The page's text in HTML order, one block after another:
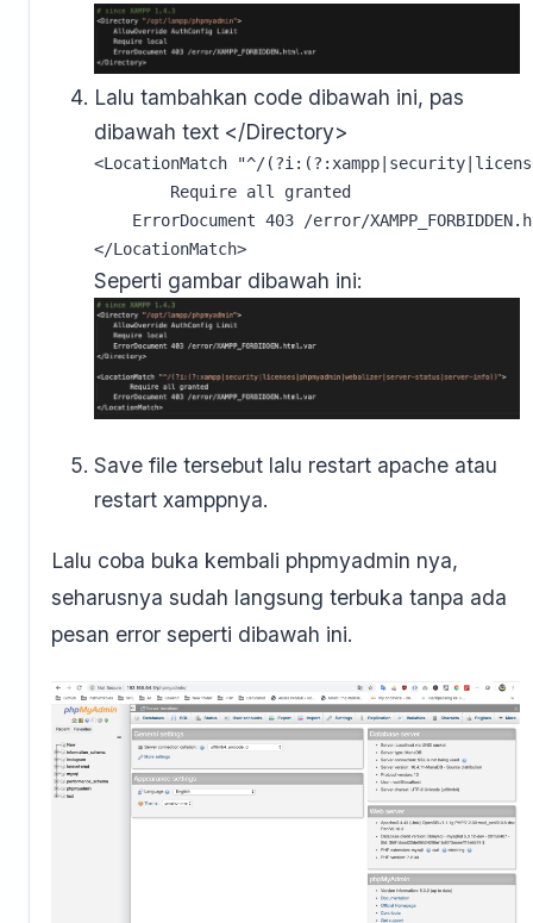
Lalu tambahkan code dibawah ini, pas
dibawah text </Directory>
<LocationMatch "^/
        Require all granted
ErrorDocument 403 /error/
</LocationMatch>
Seperti gambar dibawah ini:
Save file tersebut lalu restart apache atau
restart xamppnya.
Lalu coba buka kembali phpmyadmin nya,
seharusnya sudah langsung terbuka tanpa ada
pesan error seperti dibawah ini.